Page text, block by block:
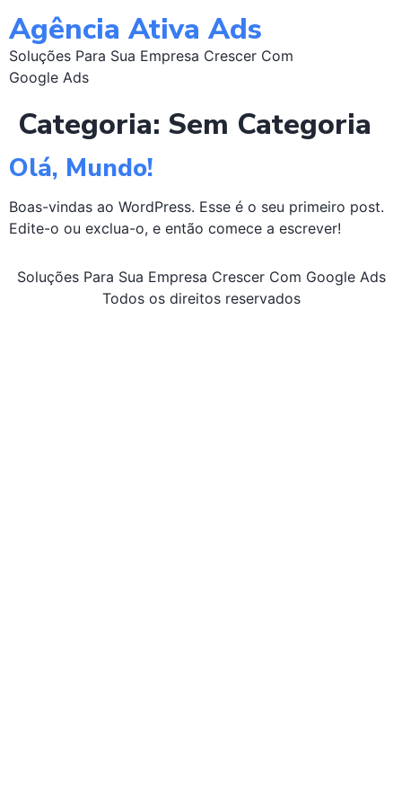
Agência Ativa Ads
Soluções Para Sua Empresa Crescer Com
Google Ads
Categoria: Sem Categoria
Olá, Mundo!
Boas-vindas ao WordPress. Esse é o seu primeiro post.
Edite-o ou exclua-o, e então comece a escrever!
Soluções Para Sua Empresa Crescer Com Google Ads
Todos os direitos reservados